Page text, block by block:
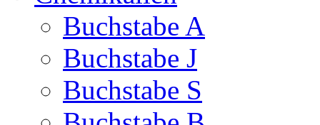
Buchstabe A
Buchstabe J
Buchstabe S